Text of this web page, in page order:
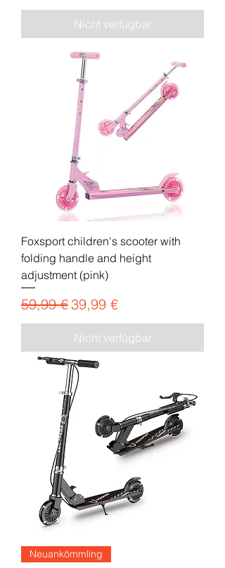
Nicht verfügbar
Foxsport children's scooter with
folding handle and height
adjustment (pink)
Standardpreis
59,99 €Sale-Preis
39,99 €
Nicht verfügbar
Neuankömmling